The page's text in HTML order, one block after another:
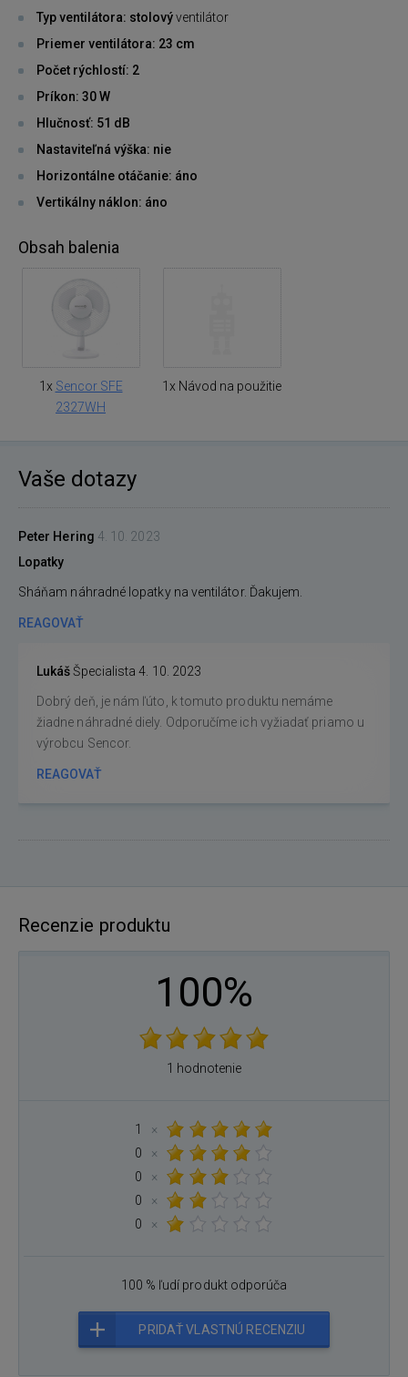
Typ ventilátora: stolovýventilátor
Priemer ventilátora: 23 cm
Počet rýchlostí: 2
Príkon: 30 W
Hlučnosť: 51 dB
Nastaviteľná výška: nie
Horizontálne otáčanie: áno
Vertikálny náklon: áno
Obsah balenia
1x Sencor SFE
2327WH
1x Návod na použitie
Vaše dotazy
Peter Hering 4. 10. 2023
Lopatky
Sháňam náhradné lopatky na ventilátor. Ďakujem.
REAGOVAŤ
Lukáš Špecialista 4. 10. 2023
Dobrý deň, je nám ľúto, k tomuto produktu nemáme
žiadne náhradné diely. Odporučíme ich vyžiadať priamo u
výrobcu Sencor.
REAGOVAŤ
Recenzie produktu
100%
1 hodnotenie
1
×
0
×
0
×
0
×
0
×
100 % ľudí produkt odporúča
PRIDAŤ VLASTNÚ RECENZIU